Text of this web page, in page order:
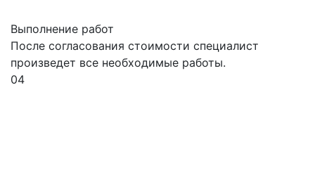
Выполнение работ
После согласования стоимости специалист
произведет все необходимые работы.
04